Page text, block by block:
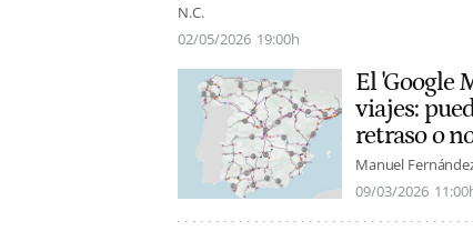
N.C.
02/05/2026 19:00h
El 'Google
viajes:
retraso o
Manuel
09/03/2026